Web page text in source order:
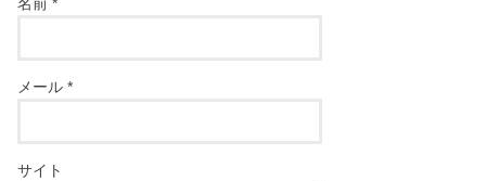
名前*
メール*
サイト